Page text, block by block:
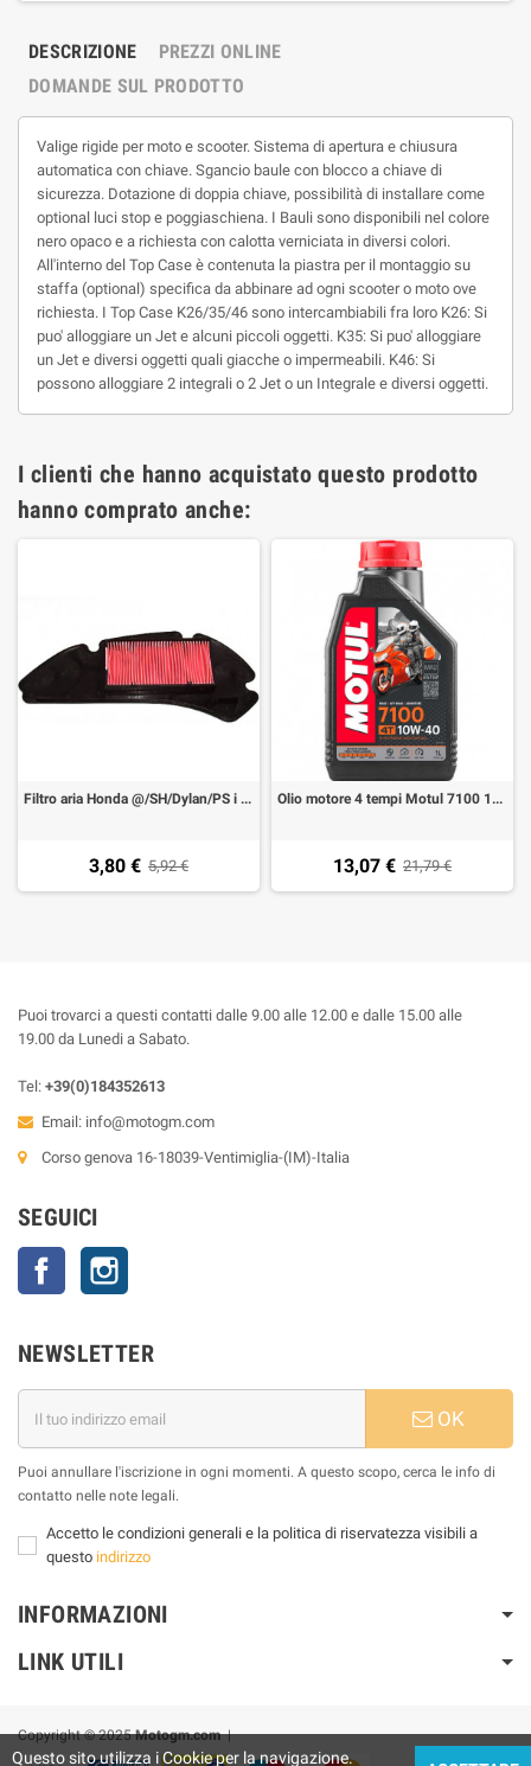
DESCRIZIONE
PREZZI ONLINE
DOMANDE SUL PRODOTTO
Valige rigide per moto e scooter. Sistema di apertura e chiusura
automatica con chiave. Sgancio baule con blocco a chiave di
sicurezza. Dotazione di doppia chiave, possibilità di installare come
optional luci stop e poggiaschiena. I Bauli sono disponibili nel colore
nero opaco e a richiesta con calotta verniciata in diversi colori.
All'interno del Top Case è contenuta la piastra per il montaggio su
staffa (optional) specifica da abbinare ad ogni scooter o moto ove
richiesta. I Top Case K26/35/46 sono intercambiabili fra loro K26: Si
puo' alloggiare un Jet e alcuni piccoli oggetti. K35: Si puo' alloggiare
un Jet e diversi oggetti quali giacche o impermeabili. K46: Si
possono alloggiare 2 integrali o 2 Jet o un Integrale e diversi oggetti.
I clienti che hanno acquistato questo prodotto
hanno comprato anche:
Filtro aria Honda @/SH/Dylan/PS i 125/150 2001-2007
3,80 € 5,92 €
Olio motore 4 tempi Motul 7100 10W40
13,07 € 21,79 €
Puoi trovarci a questi contatti dalle 9.00 alle 12.00 e dalle 15.00 alle
19.00 da Lunedi a Sabato.
Tel: +39(0)184352613
Email: info@motogm.com
Corso genova 16-18039-Ventimiglia-(IM)-Italia
SEGUICI
Facebook
NEWSLETTER
OK
Puoi annullare l'iscrizione in ogni momenti. A questo scopo, cerca le info di
contatto nelle note legali.
Accetto le condizioni generali e la politica di riservatezza visibili a
questo indirizzo
INFORMAZIONI
LINK UTILI
Copyright © 2025Motogm.com|
Questo sito utilizza i Cookie per la navigazione.